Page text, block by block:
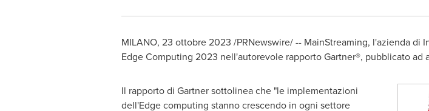
MILANO, 23 ottobre 2023 /PRNewswire/ -- MainStreaming, l'azienda di
Edge Computing 2023 nell'autorevole rapporto Gartner®, pubblicato ad
Il rapporto di Gartner sottolinea che "le implementazioni
dell'Edge computing stanno crescendo in ogni settore